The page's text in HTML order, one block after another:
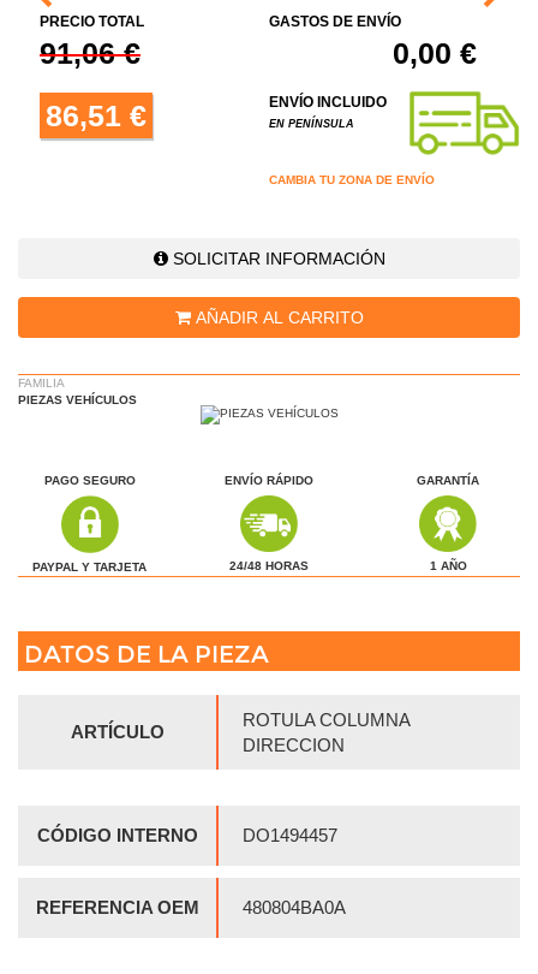
PRECIO TOTAL
91,06 €
86,51 €
GASTOS DE ENVÍO
0,00 €
ENVÍO INCLUIDO
EN PENÍNSULA
CAMBIA TU ZONA DE ENVÍO
SOLICITAR INFORMACIÓN
AÑADIR AL CARRITO
FAMILIA
PIEZAS VEHÍCULOS
PAGO SEGURO
PAYPAL Y TARJETA
ENVÍO RÁPIDO
24/48 HORAS
GARANTÍA
1 AÑO
DATOS DE LA PIEZA
ARTÍCULO
ROTULA COLUMNA
DIRECCION
CÓDIGO INTERNO DO1494457
REFERENCIA OEM 480804BA0A